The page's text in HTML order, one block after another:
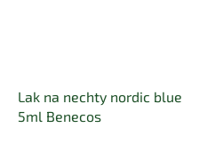
Lak na nechty nordic blue
5ml Benecos